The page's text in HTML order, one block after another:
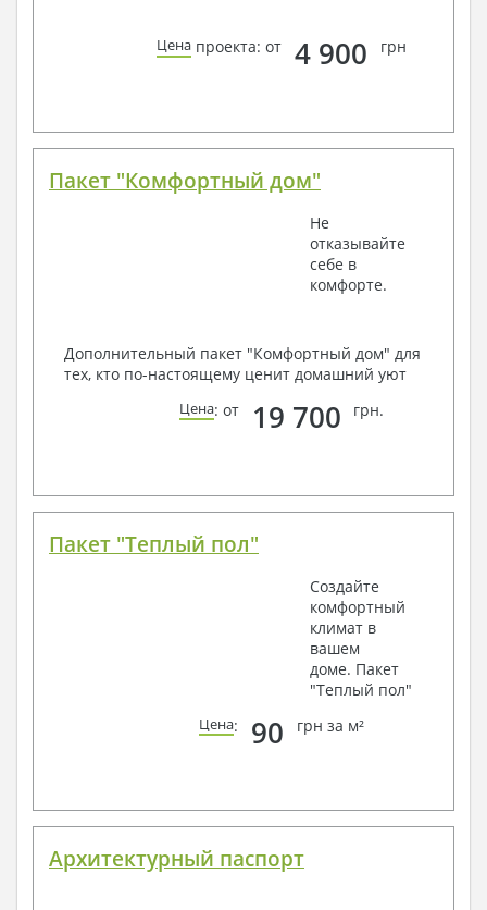
Цена проекта: от 4 900 грн
Пакет "Комфортный дом"
Не
отказывайте
себе в
комфорте.
Дополнительный пакет "Комфортный дом" для
тех, кто по-настоящему ценит домашний уют
Цена: от 19 700 грн.
Пакет "Теплый пол"
Создайте
комфортный
климат в
вашем
доме. Пакет
"Теплый пол"
Цена: 90 грн за м²
Архитектурный паспорт